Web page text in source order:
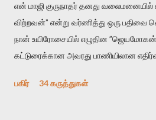
என் மாஜி குருநாதர் தனது
விற்றவன்” என்று வர்ணித்து ஒரு பதிவை
நான் உயிரோசையில் எழுதின ”ஜெயமோகன்
கட்டுரைக்கான அவரது பாணியிலான
பதிவை படித்த நண்பர்கள் பலரும்
பகிர் 34 கருத்துகள்